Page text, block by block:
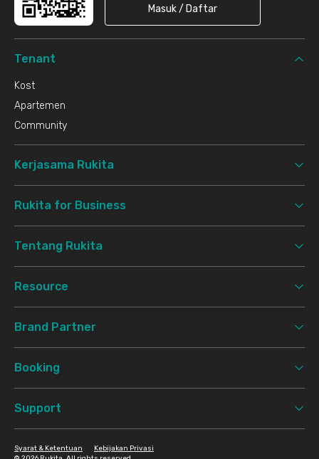
Masuk / Daftar
Tenant
Kost
Apartemen
Community
Kerjasama Rukita
Rukita for Business
Tentang Rukita
Resource
Brand Partner
Booking
Support
Syarat & Ketentuan Kebijakan Privasi